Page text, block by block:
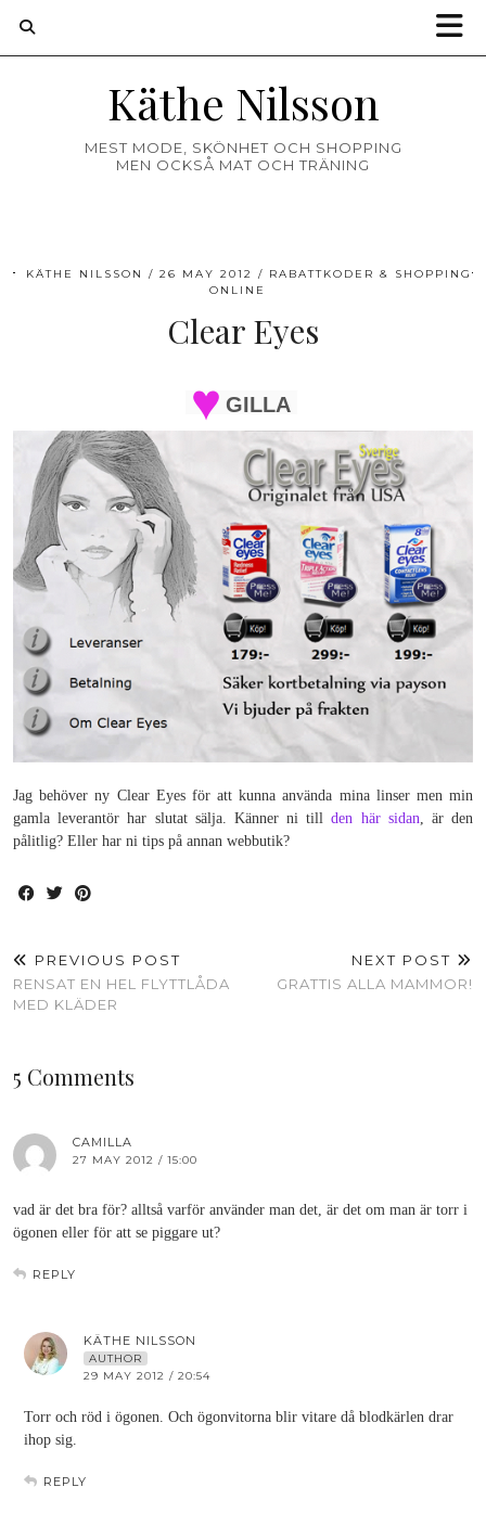
Käthe Nilsson
MEST MODE, SKÖNHET OCH SHOPPING
MEN OCKSÅ MAT OCH TRÄNING
KÄTHE NILSSON 26 MAY 2012
RABATTKODER & SHOPPING
ONLINE
Clear Eyes
GILLA
Jag behöver ny Clear Eyes för att kunna använda mina linser men min
gamla leverantör har slutat sälja. Känner ni tillden här sidan, är den
pålitlig? Eller har ni tips på annan webbutik?
PREVIOUS POST
RENSAT EN HEL FLYTTLÅDA
MED KLÄDER
NEXT POST
GRATTIS ALLA MAMMOR!
5 Comments
CAMILLA
27 MAY 2012 / 15:00
vad är det bra för? alltså varför använder man det, är det om man är torr i
ögonen eller för att se piggare ut?
REPLY
KÄTHE NILSSON
AUTHOR
29 MAY 2012 / 20:54
Torr och röd i ögonen. Och ögonvitorna blir vitare då blodkärlen drar
ihop sig.
REPLY